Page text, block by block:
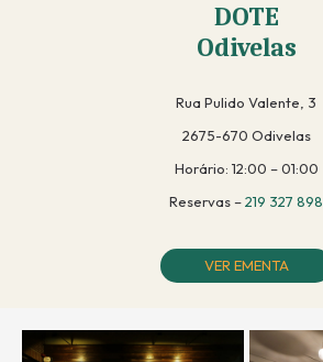
DOTE
Odivelas
Rua Pulido Valente, 3
2675-670 Odivelas
Horário: 12:00 – 01:00
Reservas –219 327 898
VER EMENTA